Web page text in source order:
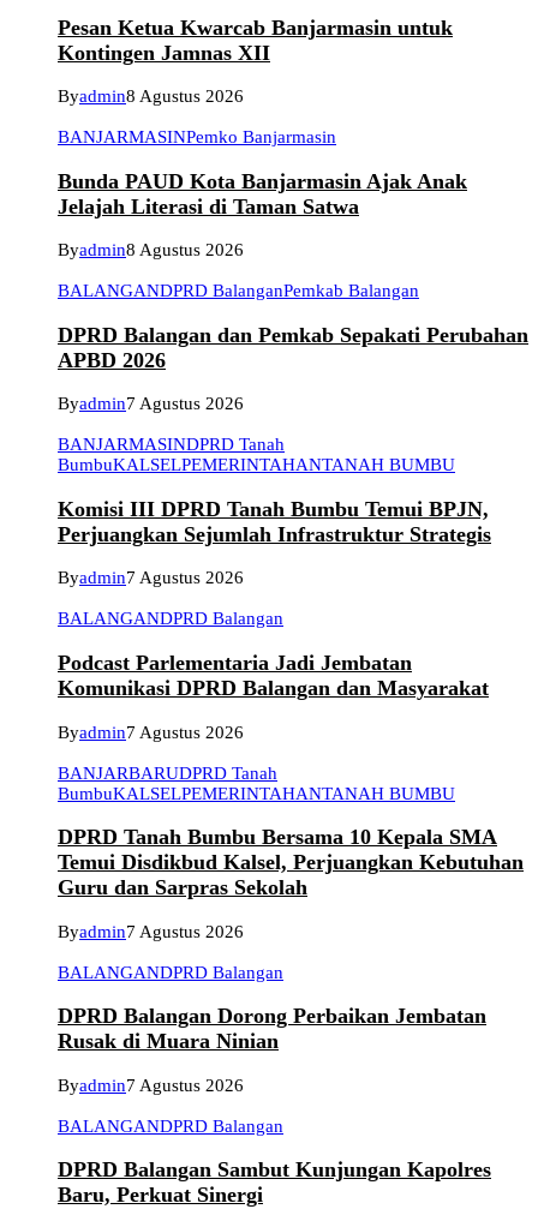
Pesan Ketua Kwarcab Banjarmasin untuk
Kontingen Jamnas XII
Byadmin8 Agustus 2026
BANJARMASINPemko Banjarmasin
Bunda PAUD Kota Banjarmasin Ajak Anak
Jelajah Literasi di Taman Satwa
Byadmin8 Agustus 2026
BALANGANDPRD BalanganPemkab Balangan
DPRD Balangan dan Pemkab Sepakati Perubahan
APBD 2026
Byadmin7 Agustus 2026
BANJARMASINDPRD Tanah
BumbuKALSELPEMERINTAHANTANAH BUMBU
Komisi III DPRD Tanah Bumbu Temui BPJN,
Perjuangkan Sejumlah Infrastruktur Strategis
Byadmin7 Agustus 2026
BALANGANDPRD Balangan
Podcast Parlementaria Jadi Jembatan
Komunikasi DPRD Balangan dan Masyarakat
Byadmin7 Agustus 2026
BANJARBARUDPRD Tanah
BumbuKALSELPEMERINTAHANTANAH BUMBU
DPRD Tanah Bumbu Bersama 10 Kepala SMA
Temui Disdikbud Kalsel, Perjuangkan Kebutuhan
Guru dan Sarpras Sekolah
Byadmin7 Agustus 2026
BALANGANDPRD Balangan
DPRD Balangan Dorong Perbaikan Jembatan
Rusak di Muara Ninian
Byadmin7 Agustus 2026
BALANGANDPRD Balangan
DPRD Balangan Sambut Kunjungan Kapolres
Baru, Perkuat Sinergi